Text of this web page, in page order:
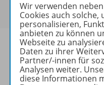
Informationen
Wir verwenden
Cookies auch solche,
personalisieren,
anbieten zu können
Webseite zu
Daten zu ihrer
Partner/-innen für
Analysen weiter.
diese Informationen